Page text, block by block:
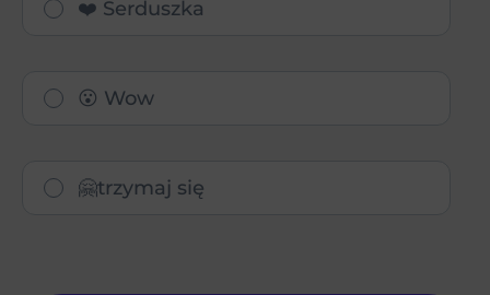
❤️ Serduszka
😮 Wow
🤗trzymaj się